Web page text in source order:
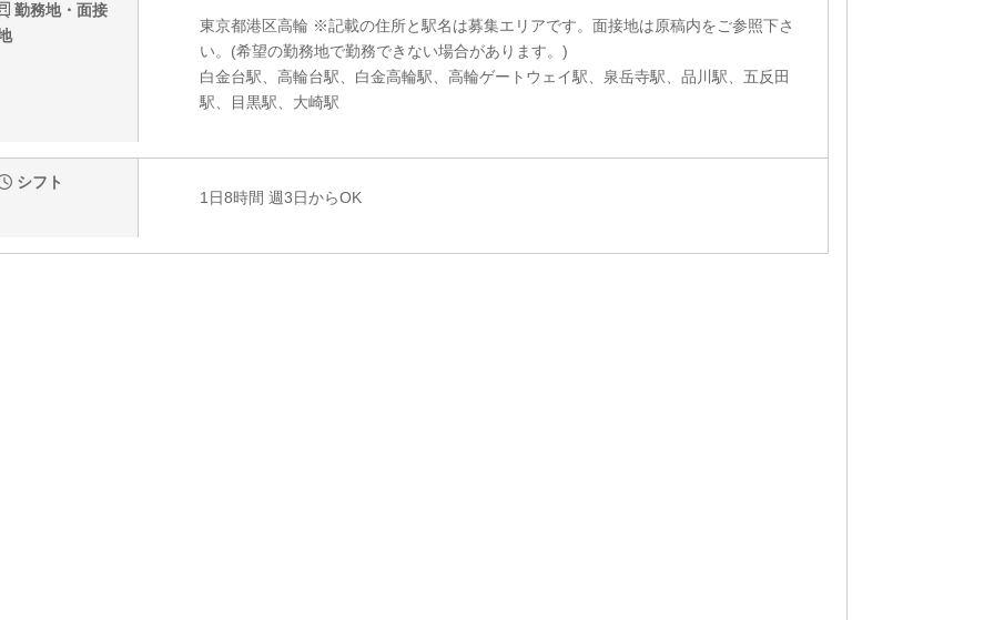
勤務地・面接
東京都港区高輪 ※記載の住所と駅名は募集エリアです。面接地は原稿内をご参照下さ
い。(希望の勤務地で勤務できない場合があります。)
白金台駅、高輪台駅、白金高輪駅、高輪ゲートウェイ駅、泉岳寺駅、品川駅、五反田
駅、目黒駅、大崎駅
シフト
1日8時間 週3日からOK